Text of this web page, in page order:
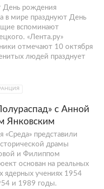
День рождения
в мире празднуют День
вспоминают
«Лента.ру»
отмечают 10 октября
людей празднует
с Анной
Янковским
«Среда» представили
драмы
и Филиппом
основан на реальных
ядерных учениях 1954
и 1989 годы.